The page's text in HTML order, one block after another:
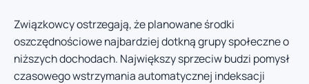
Związkowcy ostrzegają, że planowane środki
oszczędnościowe najbardziej dotkną grupy społeczne o
niższych dochodach. Największy sprzeciw budzi pomysł
czasowego wstrzymania automatycznej indeksacji